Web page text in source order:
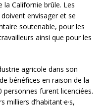
la Californie brûle. Les
envisager et se
soutenable, pour les
ainsi que pour les
agricole dans son
bénéfices en raison de la
personnes furent licenciées.
d’habitant·e·s,